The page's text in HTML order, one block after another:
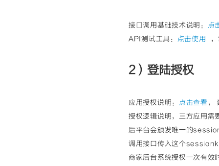
接口调用基础技术说明：
点
API测试工具：
点击使用 ，
2）登陆授权
应用授权说明： 点击查看，
授权逻辑说明，三方应用需
后平台会颁发唯一的
调用接口传入这个
商家后台系统授权一次有效